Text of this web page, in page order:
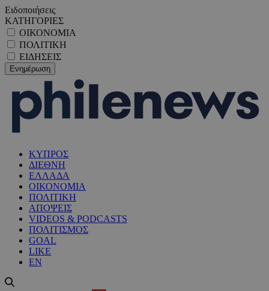
Ειδοποιήσεις
ΚΑΤΗΓΟΡΙΕΣ
ΟΙΚΟΝΟΜΙΑ
ΠΟΛΙΤΙΚΗ
ΕΙΔΗΣΕΙΣ
ΚΥΠΡΟΣ
ΔΙΕΘΝΗ
ΕΛΛΑΔΑ
ΟΙΚΟΝΟΜΙΑ
ΠΟΛΙΤΙΚΗ
ΑΠΟΨΕΙΣ
VIDEOS & PODCASTS
ΠΟΛΙΤΙΣΜΟΣ
GOAL
LIKE
EN